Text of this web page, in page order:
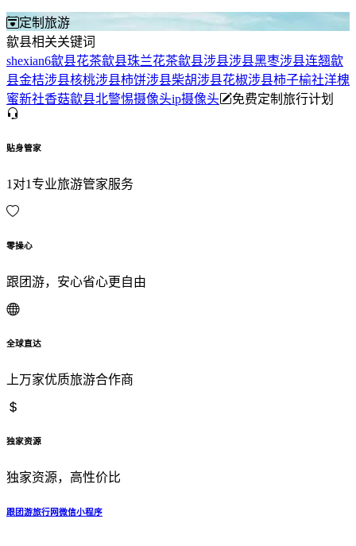
定制旅游
歙县相关关键词
shexian6歙县花茶歙县珠兰花茶歙县涉县涉县黑枣涉县连翘歙
县金桔涉县核桃涉县柿饼涉县柴胡涉县花椒涉县柿子榆社洋槐
蜜新社香菇歙县北警惕摄像头ip摄像头 免费定制旅行计划
贴身管家
1对1专业旅游管家服务
零操心
跟团游，安心省心更自由
全球直达
上万家优质旅游合作商
独家资源
独家资源，高性价比
跟团游旅行网微信小程序